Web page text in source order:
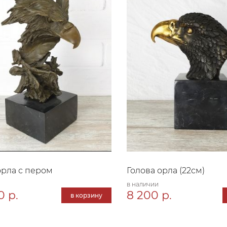
с пером
р. в корзину
Голова орла (22см)
в наличии
8 200 р.